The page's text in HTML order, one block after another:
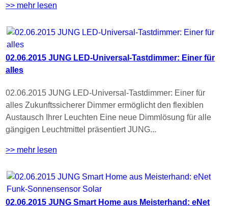
>> mehr lesen
02.06.2015 JUNG LED-Universal-Tastdimmer: Einer für
alles
02.06.2015 JUNG LED-Universal-Tastdimmer: Einer für
alles Zukunftssicherer Dimmer ermöglicht den flexiblen
Austausch Ihrer Leuchten Eine neue Dimmlösung für alle
gängigen Leuchtmittel präsentiert JUNG...
>> mehr lesen
02.06.2015 JUNG Smart Home aus Meisterhand: eNet